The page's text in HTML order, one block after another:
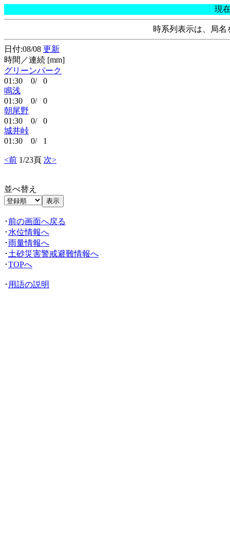
現
時系列表示は、局
日付:08/08 更新
時間／連続 [mm]
グリーンパーク
01:30 0/ 0
鳴浅
01:30 0/ 0
朝尾野
01:30 0/ 0
城井峠
01:30 0/ 1
<前 1/23頁 次>
並べ替え
･前の画面へ戻る
･ 水位情報へ
･雨量情報へ
･ 土砂災害警戒避難情報へ
･TOPへ
･ 用語の説明